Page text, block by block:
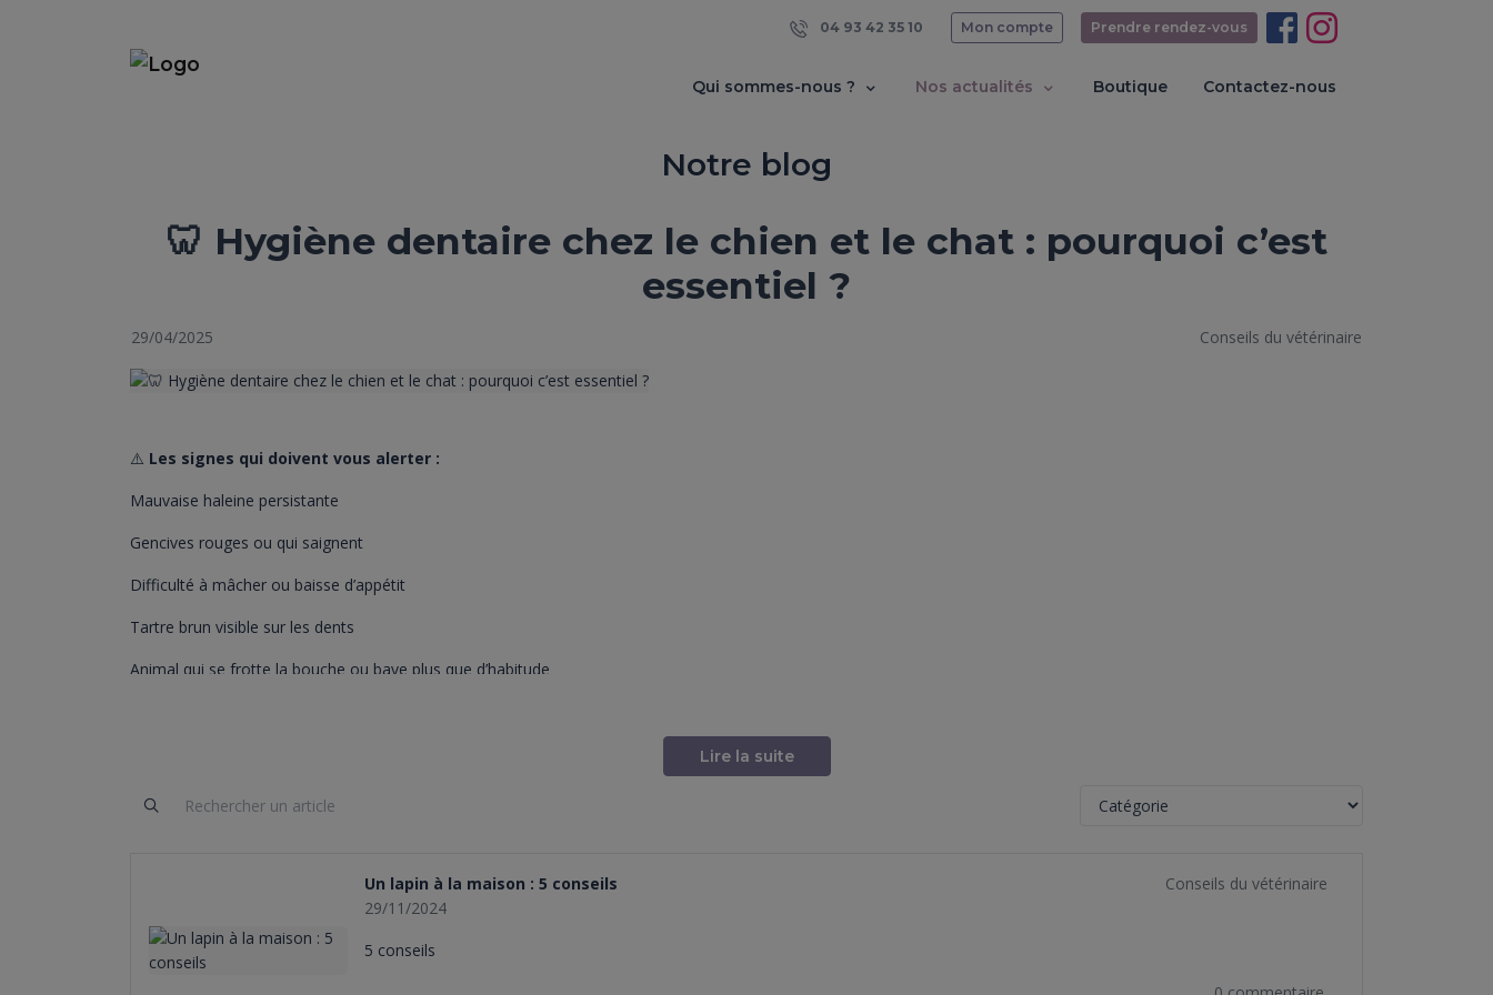
Qui sommes-nous ? Nos actualités Boutique Contactez-nous
04 93 42 35 10 Mon compte Prendre rendez-vous
Notre blog
🦷 Hygiène dentaire chez le chien et le chat : pourquoi c’est
essentiel ?
29/04/2025 Conseils du vétérinaire
⚠️ Les signes qui doivent vous alerter :
Mauvaise haleine persistante
Gencives rouges ou qui saignent
Difficulté à mâcher ou baisse d’appétit
Tartre brun visible sur les dents
Animal qui se frotte la bouche ou bave plus que d’habitude
Douleurs chroniques
: une inflammation ou une dent abîmée peut être très douloureuse.
: les bactéries peuvent migrer vers d’autres organes (cœur, reins, foie) et provoquer de graves complications.
Les solutions pour une bouche en pleine santé :
Lire la suite
Un lapin à la maison : 5 conseils
29/11/2024
Conseils du vétérinaire
5 conseils